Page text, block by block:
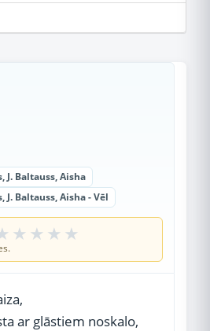
J. Baltauss, Aisha
Baltauss, Aisha - Vēl
★ ★ ★ ★
ar glāstiem noskalo,